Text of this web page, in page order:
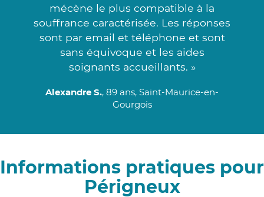
mécène le plus compatible à la
souffrance caractérisée. Les réponses
sont par email et téléphone et sont
sans équivoque et les aides
soignants accueillants. »
Alexandre S., 89 ans, Saint-Maurice-en-
Gourgois
Informations pratiques pour
Périgneux